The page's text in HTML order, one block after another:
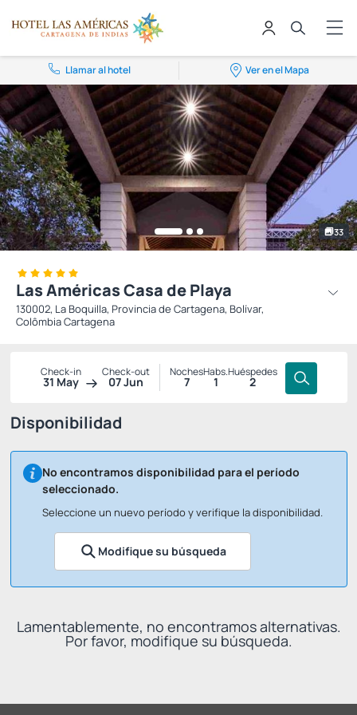
Llamar al hotel Ver en el Mapa
33
Las Américas Casa de Playa
130002, La Boquilla, Provincia de Cartagena, Bolívar,
Colômbia Cartagena
Check-in
31 May
Check-out
07 Jun
Noches
7
Habs.
1
Huéspedes
2
Disponibilidad
No encontramos disponibilidad para el período
seleccionado.
Seleccione un nuevo período y verifique la disponibilidad.
Modifique su búsqueda
Lamentablemente, no encontramos alternativas.
Por favor, modifique su búsqueda.